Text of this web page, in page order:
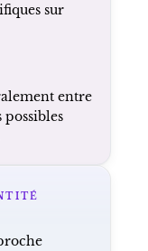
sur
entre
possibles